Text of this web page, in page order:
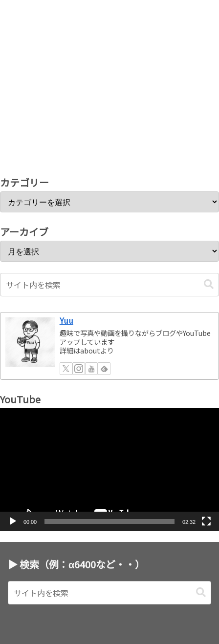
カテゴリー
アーカイブ
Yuu
趣味で写真や動画を撮りながらブログやYouTube
アップしています
詳細はaboutより
YouTube
00:00 02:32
▶︎ 検索（例：α6400など・・）